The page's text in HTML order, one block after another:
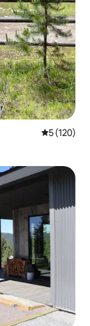
5 de uma
5 (120)